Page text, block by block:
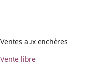
Ventes aux enchères
Vente libre